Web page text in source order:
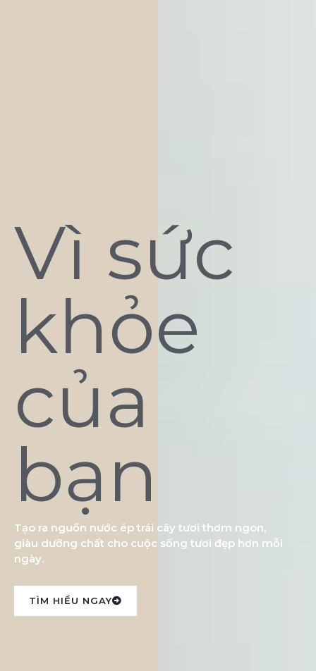
Vì sức
khỏe
của
bạn
Tạo ra nguồn nước ép trái cây tươi thơm ngon,
giàu dưỡng chất cho cuộc sống tươi đẹp hơn mỗi
ngày.
TÌM HIỂU NGAY